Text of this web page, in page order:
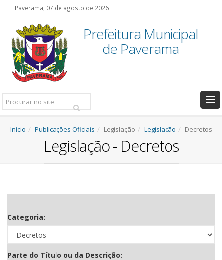
Paverama, 07 de agosto de 2026
Prefeitura Municipal
de Paverama
Pesquisar:
Início Publicações Oficiais Legislação Legislação Decretos
Legislação - Decretos
Categoria:
Parte do Título ou da Descrição: